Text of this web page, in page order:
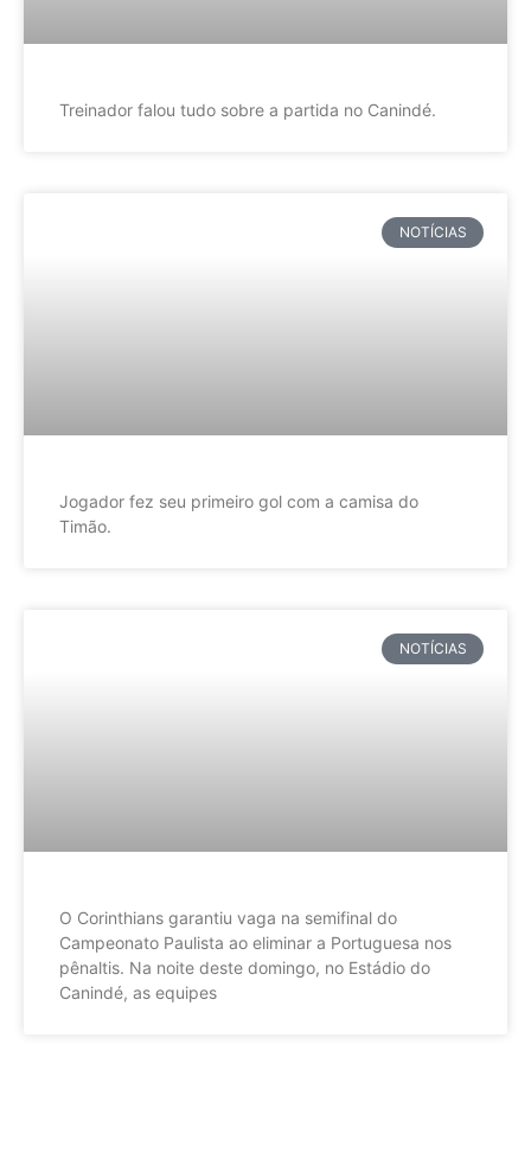
Treinador falou tudo sobre a partida no Canindé.
NOTÍCIAS
Jogador fez seu primeiro gol com a camisa do
Timão.
NOTÍCIAS
O Corinthians garantiu vaga na semifinal do
Campeonato Paulista ao eliminar a Portuguesa nos
pênaltis. Na noite deste domingo, no Estádio do
Canindé, as equipes